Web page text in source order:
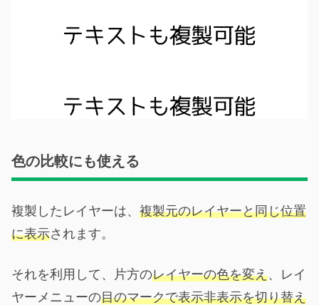
色の比較にも使える
複製したレイヤーは、 複製元のレイヤーと同じ位置
に表示されます。
それを利用して、片方のレイヤーの色を変え、レイ
ヤーメニューの目のマークで表示非表示を切り替え